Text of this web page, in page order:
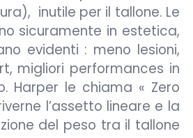
inutile per il tallone. Le
sicuramente in estetica,
evidenti : meno lesioni,
migliori performances in
Harper le chiama « Zero
l’assetto lineare e la
del peso tra il tallone